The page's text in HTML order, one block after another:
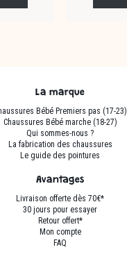
a
peuvent
choisies
sur
la
page
du
produit
La marque
Bébé Premiers pas (17-23)
Chaussures Bébé marche (18-27)
Qui sommes-nous ?
La fabrication des chaussures
Le guide des pointures
Avantages
Livraison offerte dès 70€*
30 jours pour essayer
Retour offert*
Mon compte
FAQ